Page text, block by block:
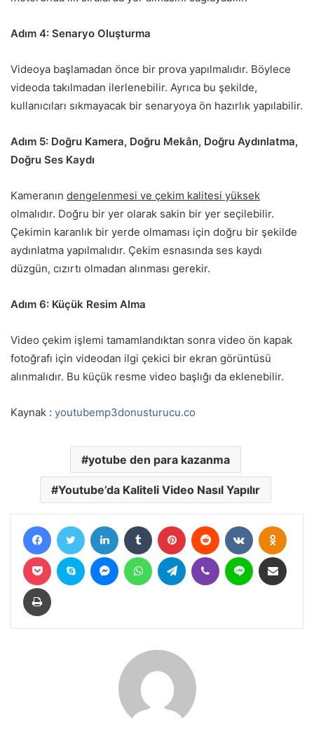
Adım 4: Senaryo Oluşturma
Videoya başlamadan önce bir prova yapılmalıdır. Böylece
videoda takılmadan ilerlenebilir. Ayrıca bu şekilde,
kullanıcıları sıkmayacak bir senaryoya ön hazırlık yapılabilir.
Adım 5: Doğru Kamera, Doğru Mekân, Doğru Aydınlatma,
Doğru Ses Kaydı
Kameranın dengelenmesi ve çekim kalitesi yüksek
olmalıdır. Doğru bir yer olarak sakin bir yer seçilebilir.
Çekimin karanlık bir yerde olmaması için doğru bir şekilde
aydınlatma yapılmalıdır. Çekim esnasında ses kaydı
düzgün, cızırtı olmadan alınması gerekir.
Adım 6: Küçük Resim Alma
Video çekim işlemi tamamlandıktan sonra video ön kapak
fotoğrafı için videodan ilgi çekici bir ekran görüntüsü
alınmalıdır. Bu küçük resme video başlığı da eklenebilir.
Kaynak : youtubemp3donusturucu.co
yotube den para kazanma
Youtube’da Kaliteli Video Nasıl Yapılır
FacebookTwitter LinkedIn Tumblr Pinterest Reddit VKontakte
Pocket Skype MessengerWhatsAppTelegram Viber Line
Yazdır